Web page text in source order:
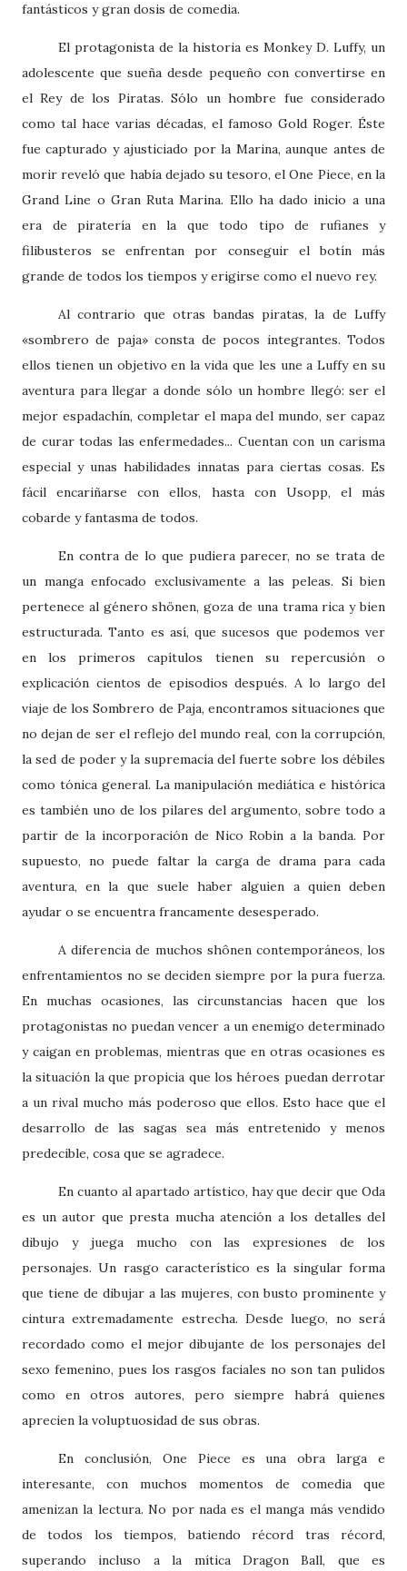
fantásticos y gran dosis de comedia.
El protagonista de la historia es Monkey D. Luffy, un
adolescente que sueña desde pequeño con convertirse en
el Rey de los Piratas. Sólo un hombre fue considerado
como tal hace varias décadas, el famoso Gold Roger. Éste
fue capturado y ajusticiado por la Marina, aunque antes de
morir reveló que había dejado su tesoro, el One Piece, en la
Grand Line o Gran Ruta Marina. Ello ha dado inicio a una
era de piratería en la que todo tipo de rufianes y
filibusteros se enfrentan por conseguir el botín más
grande de todos los tiempos y erigirse como el nuevo rey.
Al contrario que otras bandas piratas, la de Luffy
«sombrero de paja­» consta de pocos integrantes. Todos
ellos tienen un objetivo en la vida que les une a Luffy en su
aventura para llegar a donde sólo un hombre llegó: ser el
mejor espadachín, completar el mapa del mundo, ser capaz
de curar todas las enfermedades... Cuentan con un carisma
especial y unas habilidades innatas para ciertas cosas. Es
fácil encariñarse con ellos, hasta con Usopp, el más
cobarde y fantasma de todos.
En contra de lo que pudiera parecer, no se trata de
un manga enfocado exclusivamente a las peleas. Si bien
pertenece al género shönen, goza de una trama rica y bien
estructurada. Tanto es así, que sucesos que podemos ver
en los primeros capítulos tienen su repercusión o
explicación cientos de episodios después. A lo largo del
viaje de los Sombrero de Paja, encontramos situaciones que
no dejan de ser el reflejo del mundo real, con la corrupción,
la sed de poder y la supremacía del fuerte sobre los débiles
como tónica general. La manipulación mediática e histórica
es también uno de los pilares del argumento, sobre todo a
partir de la incorporación de Nico Robin a la banda. Por
supuesto, no puede faltar la carga de drama para cada
aventura, en la que suele haber alguien a quien deben
ayudar o se encuentra francamente desesperado.
A diferencia de muchos shônen contemporáneos, los
enfrentamientos no se deciden siempre por la pura fuerza.
En muchas ocasiones, las circunstancias hacen que los
protagonistas no puedan vencer a un enemigo determinado
y caigan en problemas, mientras que en otras ocasiones es
la situación la que propicia que los héroes puedan derrotar
a un rival mucho más poderoso que ellos. Esto hace que el
desarrollo de las sagas sea más entretenido y menos
predecible, cosa que se agradece.
En cuanto al apartado artístico, hay que decir que Oda
es un autor que presta mucha atención a los detalles del
dibujo y juega mucho con las expresiones de los
personajes. Un rasgo característico es la singular forma
que tiene de dibujar a las mujeres, con busto prominente y
cintura extremadamente estrecha. Desde luego, no será
recordado como el mejor dibujante de los personajes del
sexo femenino, pues los rasgos faciales no son tan pulidos
como en otros autores, pero siempre habrá quienes
aprecien la voluptuosidad de sus obras.
En conclusión, One Piece es una obra larga e
interesante, con muchos momentos de comedia que
amenizan la lectura. No por nada es el manga más vendido
de todos los tiempos, batiendo récord tras récord,
superando incluso a la mítica Dragon Ball, que es